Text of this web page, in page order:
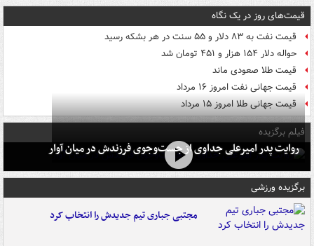
قیمت‌های روز در یک نگاه
قیمت نفت به ۸۳ دلار و ۵۵ سنت در هر بشکه رسید
حواله دلار ۱۵۴ هزار و ۴۵۱ تومان شد
قیمت طلا صعودی ماند
قیمت جهانی نفت امروز ۱۶ مرداد
قیمت جهانی طلا امروز ۱۵ مرداد
فیلم برگزیده
روایت پدر امیرعلی جداوی از جست‌وجوی فرزندش در میان آوار
برگزیده ورزشی
مجتبی جباری تیم جدیدش را انتخاب کرد